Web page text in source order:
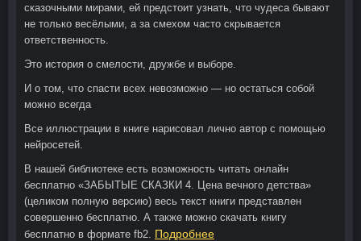
сказочными мирами, ей предстоит узнать, что чудеса бывают
не только весёлыми, а за смехом часто скрывается
ответственность.
Это история о смелости, дружбе и выборе.
И о том, что спасти всех невозможно — но остаться собой
можно всегда
Все иллюстрации в книге нарисовал лично автор с помощью
нейросетей.
В нашей библиотеке есть возможность читать онлайн
бесплатно «ЗАБЫТЫЕ СКАЗКИ 4. Цена вечного детства»
(целиком полную версию) весь текст книги представлен
совершенно бесплатно. А также можно скачать книгу
бесплатно в формате fb2. Подробнее